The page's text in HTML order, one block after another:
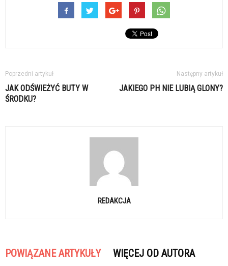
Poprzedni artykuł
JAK ODŚWIEŻYĆ BUTY W
ŚRODKU?
Następny artykuł
JAKIEGO PH NIE LUBIĄ GLONY?
REDAKCJA
POWIĄZANE ARTYKUŁY WIĘCEJ OD AUTORA